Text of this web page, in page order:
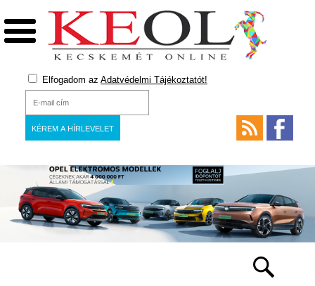
Elfogadom az Adatvédelmi Tájékoztatót!